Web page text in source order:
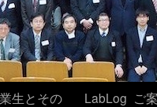
生とその
LabLog ご